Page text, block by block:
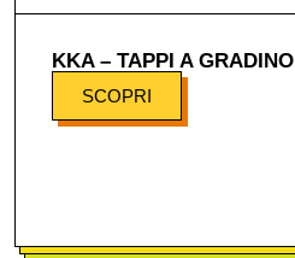
KKA – TAPPI A GRADINO
SCOPRI